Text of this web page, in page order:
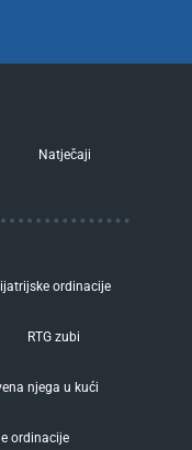
Natječaji
ordinacije
RTG zubi
njega u kući
ordinacije